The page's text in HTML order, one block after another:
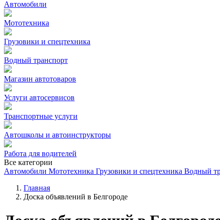
Автомобили
Мототехника
Грузовики и спецтехника
Водный транспорт
Магазин автотоваров
Услуги автосервисов
Транспортные услуги
Автошколы и автоинструкторы
Работа для водителей
Все категории
Автомобили Мототехника Грузовики и спецтехника Водный
Главная
Доска объявлений в Белгороде